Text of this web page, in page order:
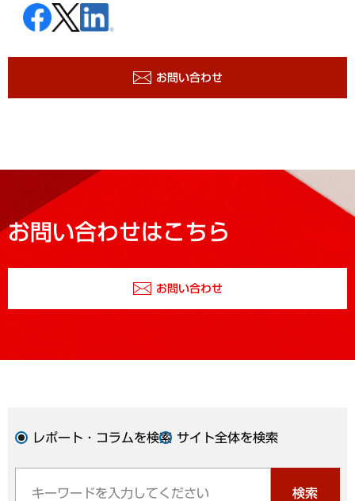
お問い合わせ
お問い合わせはこちら
お問い合わせ
レポート・コラムを検索 サイト全体を検索
検索